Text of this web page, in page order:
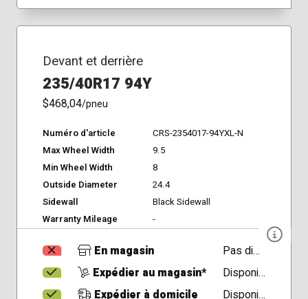
Devant et derrière
235/40R17 94Y
$468,04/pneu
Numéro d'article
CRS-2354017-94YXL-N
Max Wheel Width
9.5
Min Wheel Width
8
Outside Diameter
24.4
Sidewall
Black Sidewall
Warranty Mileage
-
En magasin
Pas disponible
Expédier au magasin*
Disponible
Expédier à domicile
Disponible